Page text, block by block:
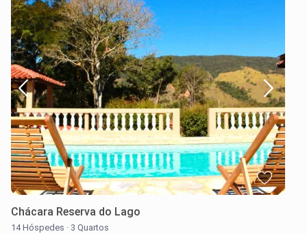
Chácara Reserva do Lago
14 Hóspedes · 3 Quartos